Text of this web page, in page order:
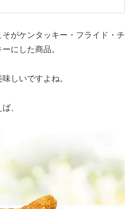
がケンタッキー・フライド・チ
にした商品。
しいですよね。
、